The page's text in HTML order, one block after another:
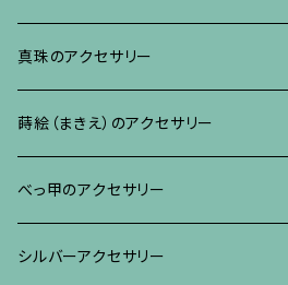
ブレスレット、バングル、その他
ネックレス・ペンダント
リング
ブレスレット・バングル、その他
イヤリング・ピアス
ネックレス、ペンダント
ブレスレット、その他
ブローチ
イヤリング・ピアス
ネックレス、ペンダント
リング
真珠のアクセサリー
ブローチ
イヤリング・ピアス
ネックレス、ペンダント
蒔絵（まきえ）のアクセサリー
べっ甲に蒔絵のアクセサリー
ブローチ
真珠に蒔絵のアクセサリー
べっ甲のアクセサリー
ブローチ
シルバーアクセサリー